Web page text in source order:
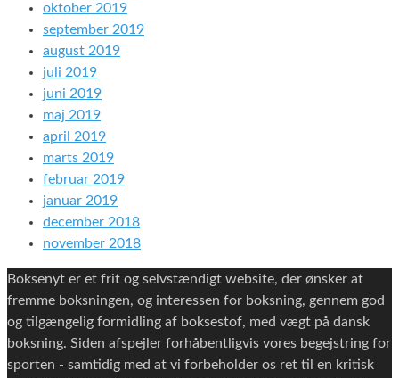
oktober 2019
september 2019
august 2019
juli 2019
juni 2019
maj 2019
april 2019
marts 2019
februar 2019
januar 2019
december 2018
november 2018
Boksenyt er et frit og selvstændigt website, der ønsker at
fremme boksningen, og interessen for boksning, gennem god
og tilgængelig formidling af boksestof, med vægt på dansk
boksning. Siden afspejler forhåbentligvis vores begejstring for
sporten - samtidig med at vi forbeholder os ret til en kritisk